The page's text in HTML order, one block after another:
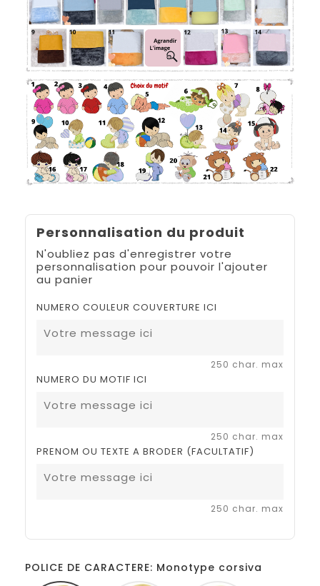
Personnalisation du produit
N'oubliez pas d'enregistrer votre
personnalisation pour pouvoir l'ajouter
au panier
NUMERO COULEUR COUVERTURE ICI
250 char. max
NUMERO DU MOTIF ICI
250 char. max
PRENOM OU TEXTE A BRODER (FACULTATIF)
250 char. max
POLICE DE CARACTERE: Monotype corsiva